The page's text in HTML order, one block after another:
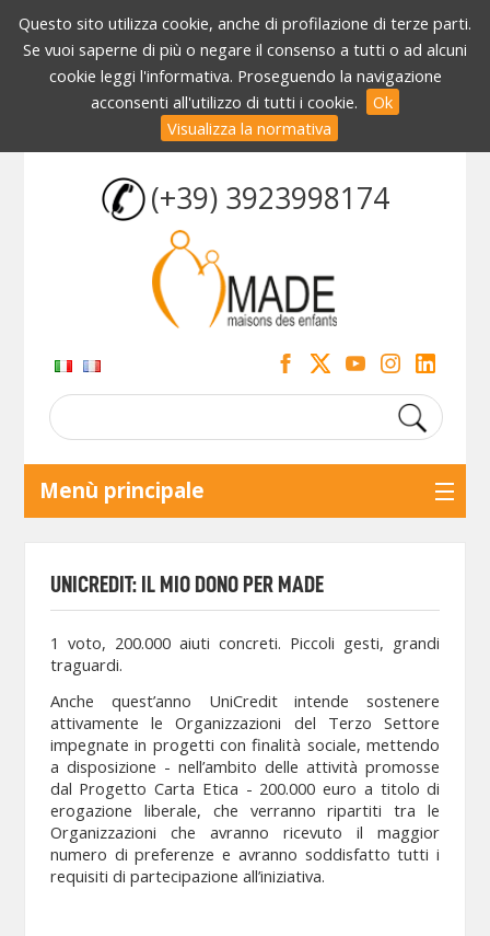
Questo sito utilizza cookie, anche di profilazione di terze parti.
Se vuoi saperne di più o negare il consenso a tutti o ad alcuni
cookie leggi l'informativa. Proseguendo la navigazione
acconsenti all'utilizzo di tutti i cookie.
Ok
Visualizza la normativa
(+39) 3923998174
Menù principale
UNICREDIT: IL MIO DONO PER MADE
1 voto, 200.000 aiuti concreti. Piccoli gesti, grandi
traguardi.
Anche quest’anno UniCredit intende sostenere
attivamente le Organizzazioni del Terzo Settore
impegnate in progetti con finalità sociale, mettendo
a disposizione - nell’ambito delle attività promosse
dal Progetto Carta Etica - 200.000 euro a titolo di
erogazione liberale, che verranno ripartiti tra le
Organizzazioni che avranno ricevuto il maggior
numero di preferenze e avranno soddisfatto tutti i
requisiti di partecipazione all’iniziativa.